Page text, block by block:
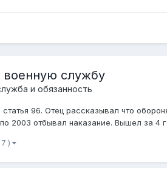
военную службу
и обязанность
96. Отец рассказывал что
2003 отбывал наказание. Вышел за 4
)